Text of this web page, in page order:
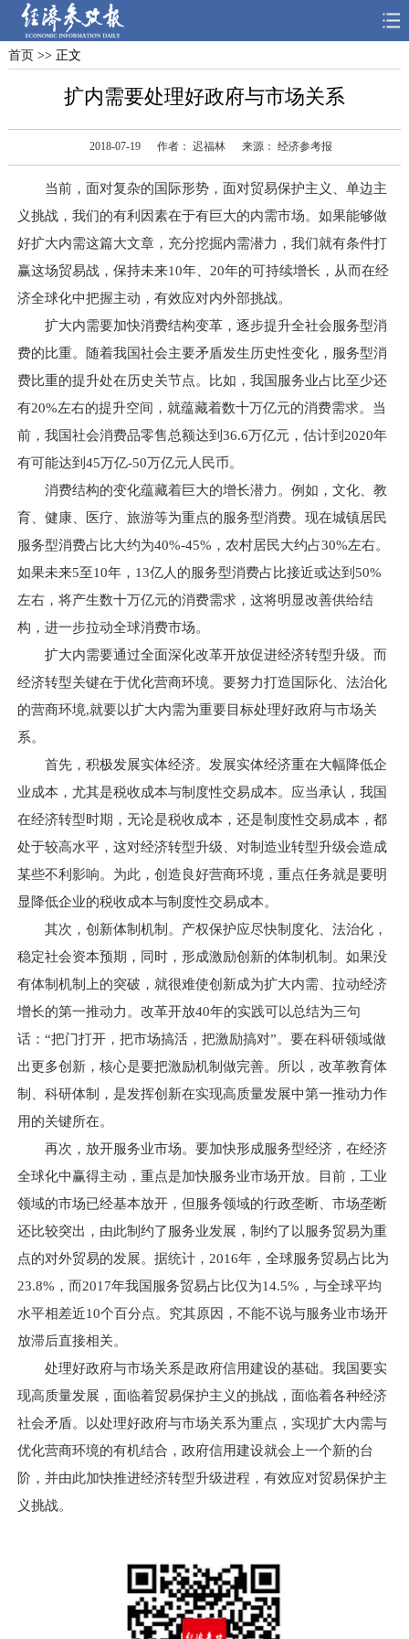
首页 深度 思想
首页 >> 正文
扩内需要处理好政府与市场关系
2018-07-19 作者： 迟福林 来源： 经济参考报
当前，面对复杂的国际形势，面对贸易保护主义、单边主
义挑战，我们的有利因素在于有巨大的内需市场。如果能够做
好扩大内需这篇大文章，充分挖掘内需潜力，我们就有条件打
赢这场贸易战，保持未来10年、20年的可持续增长，从而在经
济全球化中把握主动，有效应对内外部挑战。
扩大内需要加快消费结构变革，逐步提升全社会服务型消
费的比重。随着我国社会主要矛盾发生历史性变化，服务型消
费比重的提升处在历史关节点。比如，我国服务业占比至少还
有20%左右的提升空间，就蕴藏着数十万亿元的消费需求。当
前，我国社会消费品零售总额达到36.6万亿元，估计到2020年
有可能达到45万亿-50万亿元人民币。
消费结构的变化蕴藏着巨大的增长潜力。例如，文化、教
育、健康、医疗、旅游等为重点的服务型消费。现在城镇居民
服务型消费占比大约为40%-45%，农村居民大约占30%左右。
如果未来5至10年，13亿人的服务型消费占比接近或达到50%
左右，将产生数十万亿元的消费需求，这将明显改善供给结
构，进一步拉动全球消费市场。
扩大内需要通过全面深化改革开放促进经济转型升级。而
经济转型关键在于优化营商环境。要努力打造国际化、法治化
的营商环境,就要以扩大内需为重要目标处理好政府与市场关
系。
首先，积极发展实体经济。发展实体经济重在大幅降低企
业成本，尤其是税收成本与制度性交易成本。应当承认，我国
在经济转型时期，无论是税收成本，还是制度性交易成本，都
处于较高水平，这对经济转型升级、对制造业转型升级会造成
某些不利影响。为此，创造良好营商环境，重点任务就是要明
显降低企业的税收成本与制度性交易成本。
其次，创新体制机制。产权保护应尽快制度化、法治化，
稳定社会资本预期，同时，形成激励创新的体制机制。如果没
有体制机制上的突破，就很难使创新成为扩大内需、拉动经济
增长的第一推动力。改革开放40年的实践可以总结为三句
话：“把门打开，把市场搞活，把激励搞对”。要在科研领域做
出更多创新，核心是要把激励机制做完善。所以，改革教育体
制、科研体制，是发挥创新在实现高质量发展中第一推动力作
用的关键所在。
再次，放开服务业市场。要加快形成服务型经济，在经济
全球化中赢得主动，重点是加快服务业市场开放。目前，工业
领域的市场已经基本放开，但服务领域的行政垄断、市场垄断
还比较突出，由此制约了服务业发展，制约了以服务贸易为重
点的对外贸易的发展。据统计，2016年，全球服务贸易占比为
23.8%，而2017年我国服务贸易占比仅为14.5%，与全球平均
水平相差近10个百分点。究其原因，不能不说与服务业市场开
放滞后直接相关。
处理好政府与市场关系是政府信用建设的基础。我国要实
现高质量发展，面临着贸易保护主义的挑战，面临着各种经济
社会矛盾。以处理好政府与市场关系为重点，实现扩大内需与
优化营商环境的有机结合，政府信用建设就会上一个新的台
阶，并由此加快推进经济转型升级进程，有效应对贸易保护主
义挑战。